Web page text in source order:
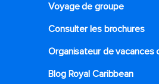
Voyage de groupe​
Consulter les brochures
Organisateur de vacances
Blog Royal Caribbean